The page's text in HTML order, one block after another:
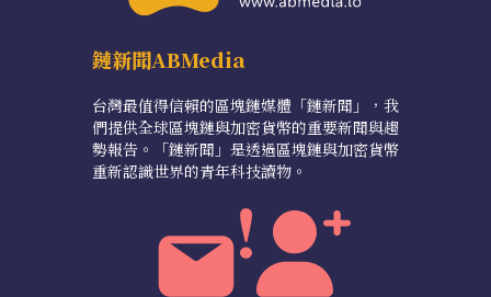
鏈新聞ABMedia
台灣最值得信賴的區塊鏈媒體「鏈新聞」，我
們提供全球區塊鏈與加密貨幣的重要新聞與趨
勢報告。「鏈新聞」是透過區塊鏈與加密貨幣
重新認識世界的青年科技讀物。